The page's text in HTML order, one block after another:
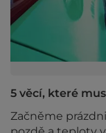
5 věcí, které
Začněme